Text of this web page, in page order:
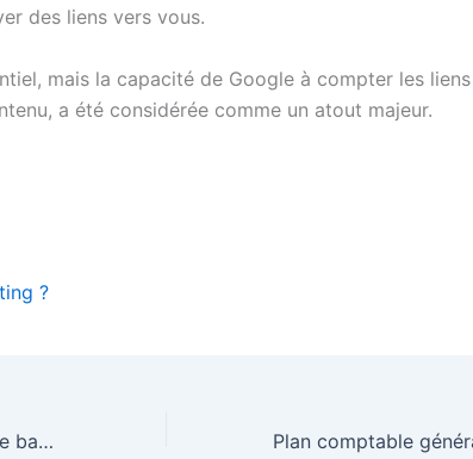
des liens vers vous.
mais la capacité de Google à compter les liens
a été considérée comme un atout majeur.
?
Attijariwafa bank (AWB) : une banque africaine